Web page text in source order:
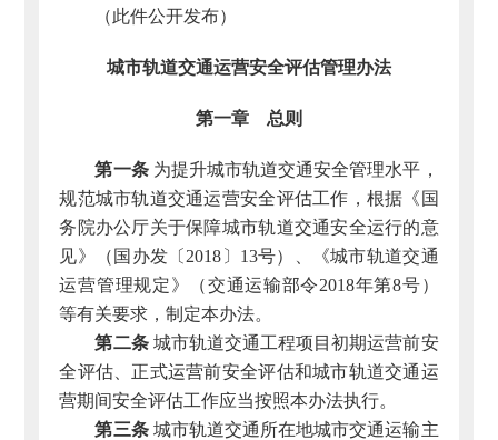
（此件公开发布）
城市轨道交通运营安全评估管理办法
第一章 总则
第一条为提升城市轨道交通安全管理水平，
规范城市轨道交通运营安全评估工作，根据《国
务院办公厅关于保障城市轨道交通安全运行的意
见》（国办发〔2018〕13号）、《城市轨道交通
运营管理规定》（交通运输部令2018年第8号）
等有关要求，制定本办法。
第二条城市轨道交通工程项目初期运营前安
全评估、正式运营前安全评估和城市轨道交通运
营期间安全评估工作应当按照本办法执行。
第三条城市轨道交通所在地城市交通运输主